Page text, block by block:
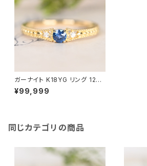
ガーナイト K18YG リング 12号
（GH1114）
¥99,999
同じカテゴリの商品